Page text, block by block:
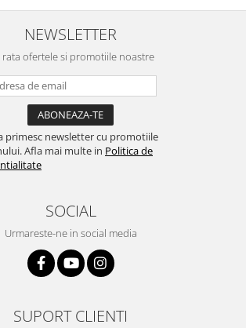
NEWSLETTER
rata ofertele si promotiile noastre
primesc newsletter cu promotiile
Afla mai multe in Politica de
SOCIAL
Urmareste-ne in social media
SUPORT CLIENTI